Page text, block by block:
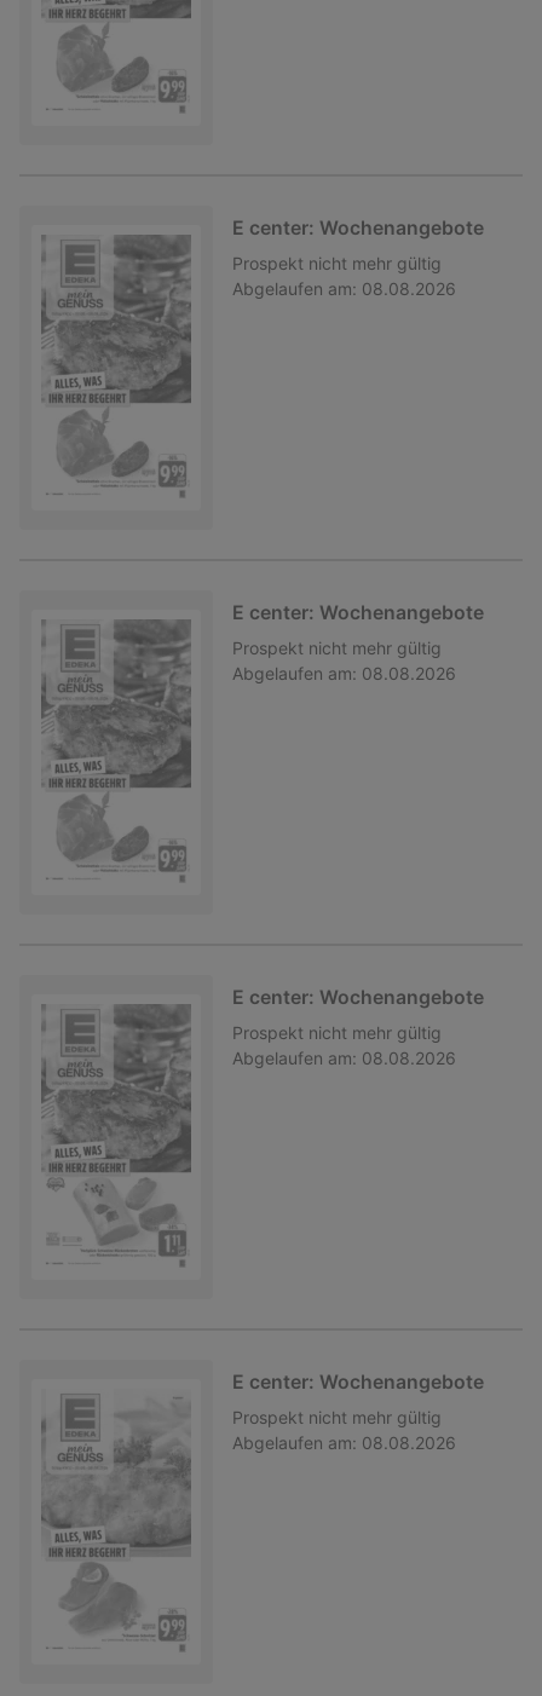
E center: Wochenangebote
Prospekt nicht mehr gültig
Abgelaufen am: 08.08.2026
E center: Wochenangebote
Prospekt nicht mehr gültig
Abgelaufen am: 08.08.2026
E center: Wochenangebote
Prospekt nicht mehr gültig
Abgelaufen am: 08.08.2026
E center: Wochenangebote
Prospekt nicht mehr gültig
Abgelaufen am: 08.08.2026